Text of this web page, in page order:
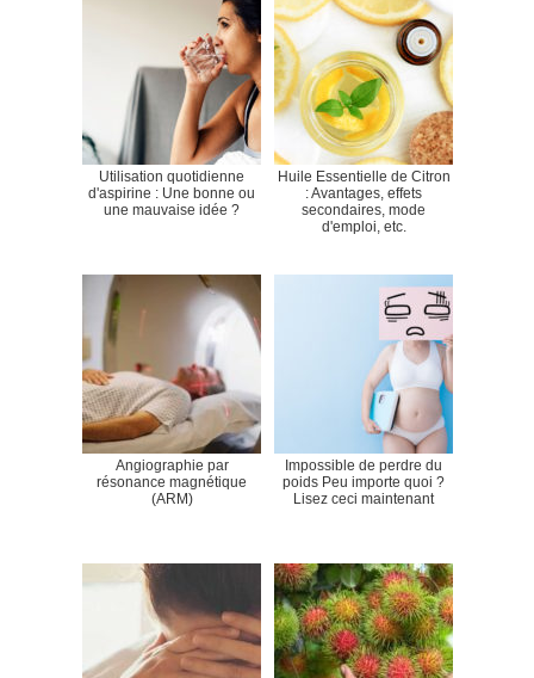
Utilisation quotidienne
d'aspirine : Une bonne ou
une mauvaise idée ?
Huile Essentielle de Citron
: Avantages, effets
secondaires, mode
d'emploi, etc.
Angiographie par
résonance magnétique
(ARM)
Impossible de perdre du
poids Peu importe quoi ?
Lisez ceci maintenant